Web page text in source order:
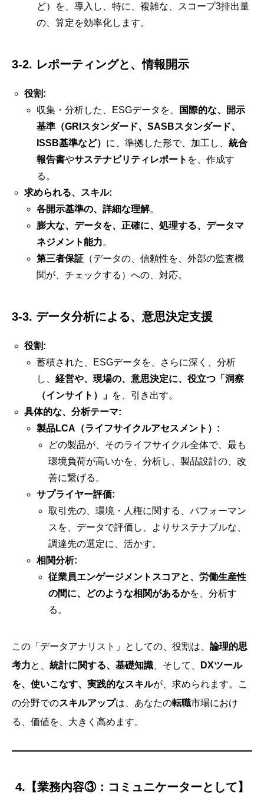
ど）を、導入し、特に、複雑な、スコープ3排出量
の、算定を効率化します。
3-2. レポーティングと、情報開示
役割:
収集・分析した、ESGデータを、
国際的な、開示
基準（GRIスタンダード、SASBスタンダード、
ISSB基準など） に、準拠した形で、加工し、 統合
報告書やサステナビリティレポート を、作成す
る。
求められる、スキル:
各開示基準の、詳細な理解。
膨大な、データを、正確に、処理する、データマ
ネジメント能力。
第三者保証（データの、信頼性を、外部の監査機
関が、チェックする）への、対応。
3-3. データ分析による、意思決定支援
役割:
蓄積された、ESGデータを、さらに深く、分析
し、 経営や、現場の、意思決定に、役立つ「洞察
（インサイト）」 を、引き出す。
具体的な、分析テーマ:
製品LCA（ライフサイクルアセスメント）:
どの製品が、そのライフサイクル全体で、最も
環境負荷が高いかを、分析し、製品設計の、改
善に繋げる。
サプライヤー評価:
取引先の、環境・人権に関する、パフォーマン
スを、データで評価し、よりサステナブルな、
調達先の選定に、活かす。
相関分析:
従業員エンゲージメントスコアと、労働生産性
の間に、どのような相関があるかを、分析す
る。
この「データアナリスト」としての、役割は、 論理的思
考力と、 統計に関する、基礎知識 、そして、
DXツール
を、使いこなす、実践的なスキルが、求められます。こ
の分野でのスキルアップは、あなたの転職市場におけ
る、価値を、大きく高めます。
4.【業務内容③：コミュニケーターとして】